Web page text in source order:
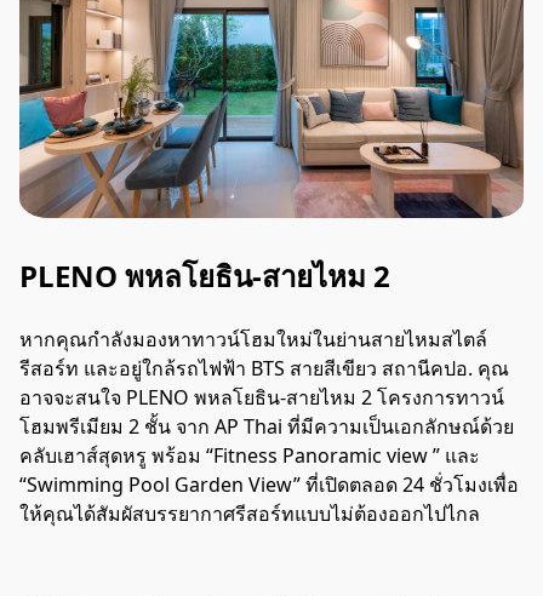
PLENO พหลโยธิน-สายไหม 2
หากคุณกำลังมองหาทาวน์โฮมใหม่ในย่านสายไหมสไตล์
รีสอร์ท และอยู่ใกล้รถไฟฟ้า BTS สายสีเขียว สถานีคปอ. คุณ
อาจจะสนใจ PLENO พหลโยธิน-สายไหม 2 โครงการทาวน์
โฮมพรีเมียม 2 ชั้น จาก AP Thai ที่มีความเป็นเอกลักษณ์ด้วย
คลับเฮาส์สุดหรู พร้อม “Fitness Panoramic view ” และ
“Swimming Pool Garden View” ที่เปิดตลอด 24 ชั่วโมงเพื่อ
ให้คุณได้สัมผัสบรรยากาศรีสอร์ทแบบไม่ต้องออกไปไกล